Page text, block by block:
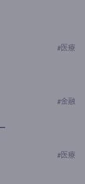
# 医療
#金融
# 医療